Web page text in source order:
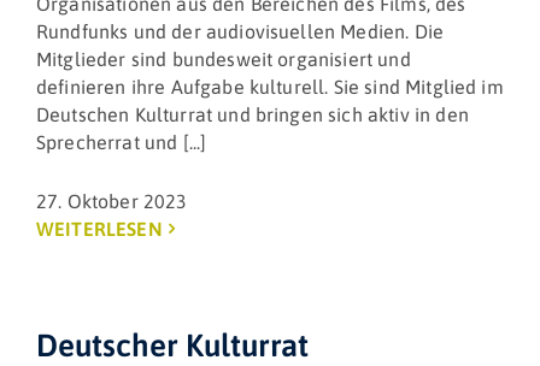
Rundfunks und der audiovisuellen Medien. Die
Mitglieder sind bundesweit organisiert und
definieren ihre Aufgabe kulturell. Sie sind Mitglied im
Deutschen Kulturrat und bringen sich aktiv in den
Sprecherrat und [...]
27. Oktober 2023
WEITERLESEN
Deutscher Kulturrat